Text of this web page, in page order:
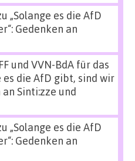
„Solange es die AfD
Gedenken an
und VVN-BdA für das
es die AfD gibt, sind wir
Sinti:zze und
„Solange es die AfD
Gedenken an